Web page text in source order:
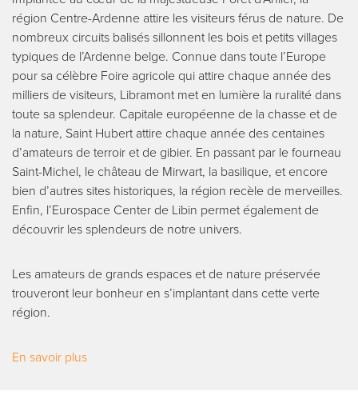
région Centre-Ardenne attire les visiteurs férus de nature. De
nombreux circuits balisés sillonnent les bois et petits villages
typiques de l’Ardenne belge. Connue dans toute l’Europe
pour sa célèbre Foire agricole qui attire chaque année des
milliers de visiteurs, Libramont met en lumière la ruralité dans
toute sa splendeur. Capitale européenne de la chasse et de
la nature, Saint Hubert attire chaque année des centaines
d’amateurs de terroir et de gibier. En passant par le fourneau
Saint-Michel, le château de Mirwart, la basilique, et encore
bien d’autres sites historiques, la région recèle de merveilles.
Enfin, l’Eurospace Center de Libin permet également de
découvrir les splendeurs de notre univers.
Les amateurs de grands espaces et de nature préservée
trouveront leur bonheur en s’implantant dans cette verte
région.
En savoir plus